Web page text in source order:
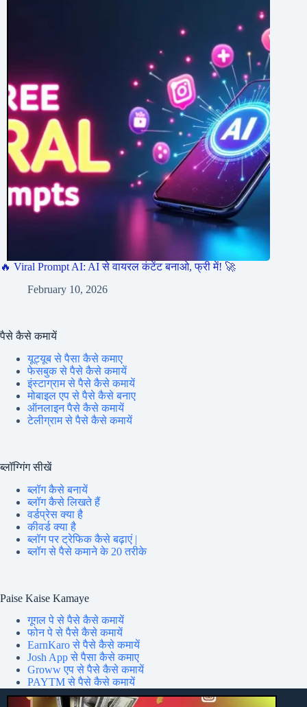
🔥 Viral Prompt AI: AI से वायरल कंटेंट बनाओ, फ्री में! 🚀
February 10, 2026
पैसे कैसे कमायें
यूट्यूब से पैसा कैसे कमाए
फेसबुक से पैसे कैसे कमायें
इंस्टाग्राम से पैसे कैसे कमायें
मोबाइल एप से पैसे कैसे बनाए
ऑनलाइन पैसे कैसे कमायें
टेलीग्राम से पैसे कैसे कमायें
ब्लॉग्गिंग सीखें
ब्लॉग कैसे बनायें
ब्लॉग कैसे लिखते हैं
वर्डप्रेस क्या है
कीवर्ड क्या है
ब्लॉग पर ट्रेफिक कैसे बढ़ाएं |
ब्लॉग से पैसे कमाने के 20 तरीके
Paise Kaise Kamaye
गूगल पे से पैसे कैसे कमायें
फोन पे से पैसे कैसे कमायें
EarnKaro से पैसे कैसे कमायें
Josh App से पैसा कैसे कमाए
Groww एप से पैसे कैसे कमायें
PAYTM से पैसे कैसे कमायें